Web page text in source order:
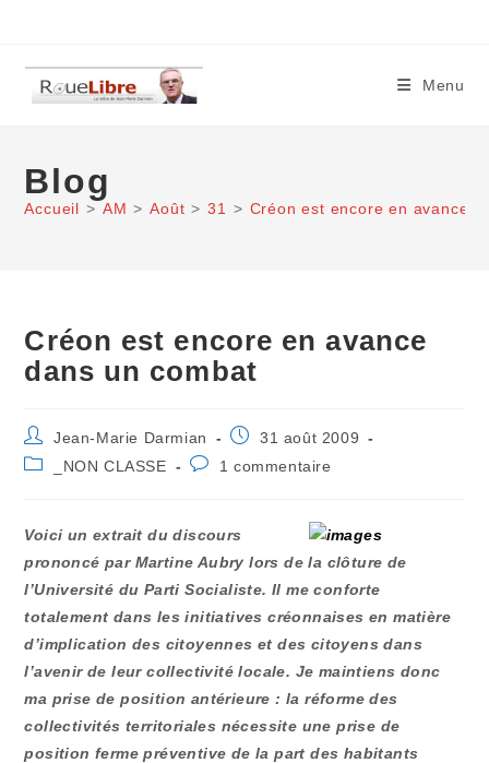
content
Menu
Blog
Accueil > AM > Août > 31 > Créon est encore en avance
Créon est encore en avance
dans un combat
Auteur/autrice
de
la
Jean-Marie Darmian
Publication
31 août 2009
Post
_NON CLASSE
Commentaires
1 commentaire
Voici un extrait du discours
prononcé par Martine Aubry lors de la clôture de
l’Université du Parti Socialiste. Il me conforte
totalement dans les initiatives créonnaises en matière
d’implication des citoyennes et des citoyens dans
l’avenir de leur collectivité locale. Je maintiens donc
ma prise de position antérieure : la réforme des
collectivités territoriales nécessite une prise de
position ferme préventive de la part des habitants